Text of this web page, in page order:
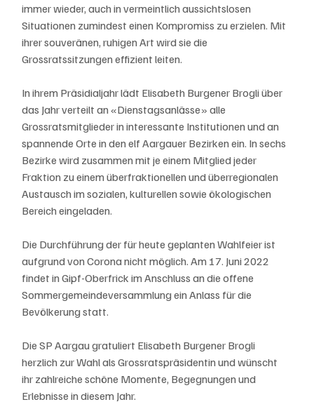
immer wieder, auch in vermeintlich aussichtslosen
Situationen zumindest einen Kompromiss zu erzielen. Mit
ihrer souveränen, ruhigen Art wird sie die
Grossratssitzungen effizient leiten.
In ihrem Präsidialjahr lädt Elisabeth Burgener Brogli über
das Jahr verteilt an «Dienstagsanlässe» alle
Grossratsmitglieder in interessante Institutionen und an
spannende Orte in den elf Aargauer Bezirken ein. In sechs
Bezirke wird zusammen mit je einem Mitglied jeder
Fraktion zu einem überfraktionellen und überregionalen
Austausch im sozialen, kulturellen sowie ökologischen
Bereich eingeladen.
Die Durchführung der für heute geplanten Wahlfeier ist
aufgrund von Corona nicht möglich. Am 17. Juni 2022
findet in Gipf-Oberfrick im Anschluss an die offene
Sommergemeindeversammlung ein Anlass für die
Bevölkerung statt.
Die SP Aargau gratuliert Elisabeth Burgener Brogli
herzlich zur Wahl als Grossratspräsidentin und wünscht
ihr zahlreiche schöne Momente, Begegnungen und
Erlebnisse in diesem Jahr.